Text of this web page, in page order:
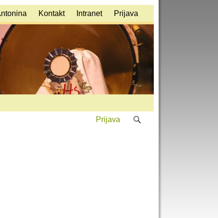
Kontakt Intranet Prijava
Prijava